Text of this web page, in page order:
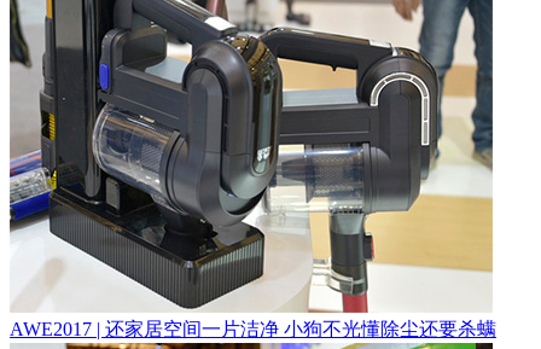
AWE2017 | 还家居空间一片洁净 小狗不光懂除尘还要杀螨